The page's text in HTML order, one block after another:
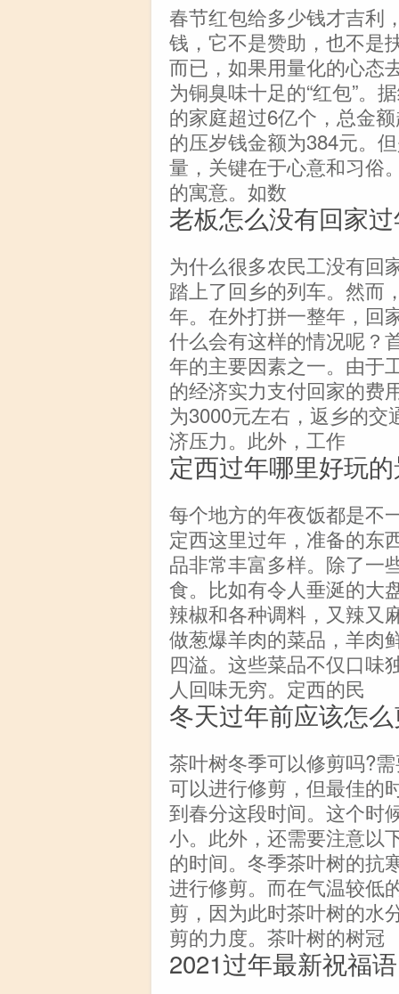
春节红包给多少钱才吉利
钱，它不是赞助，也不是
而已，如果用量化的心态
为铜臭味十足的“红包”。
的家庭超过6亿个，总金
的压岁钱金额为384元。
量，关键在于心意和习俗
的寓意。如数
老板怎么没有回家
为什么很多农民工没有回
踏上了回乡的列车。然而
年。在外打拼一整年，回
什么会有这样的情况呢？
年的主要因素之一。由于
的经济实力支付回家的费
为3000元左右，返乡的
济压力。此外，工作
定西过年哪里好玩
每个地方的年夜饭都是不
定西这里过年，准备的东
品非常丰富多样。除了一
食。比如有令人垂涎的大
辣椒和各种调料，又辣又
做葱爆羊肉的菜品，羊肉
四溢。这些菜品不仅口味
人回味无穷。定西的民
冬天过年前应该怎
茶叶树冬季可以修剪吗?
可以进行修剪，但最佳的
到春分这段时间。这个时
小。此外，还需要注意以
的时间。冬季茶叶树的抗
进行修剪。而在气温较低
剪，因为此时茶叶树的水
剪的力度。茶叶树的树冠
2021过年最新祝福语